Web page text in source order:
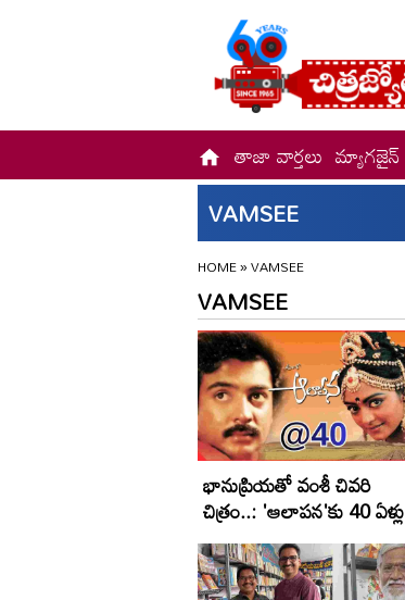
తాజా వార్తలు మ్యాగజైన్
VAMSEE
HOME»VAMSEE
VAMSEE
భానుప్రియతో వంశీ చివరి
చిత్రం..: 'ఆలాపన'కు 40 ఏళ్లు